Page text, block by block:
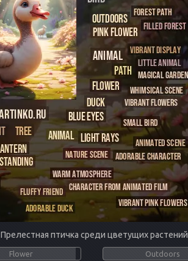
Прелестная птичка среди цветущих растений
Flower Outdoors